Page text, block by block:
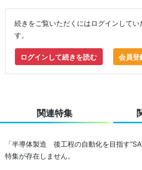
続きをご覧いただくにはログインしてい
す。
ログインして続きを読む 会員登
関連特集
「半導体製造 後工程の自動化を目指す
特集が存在しません。